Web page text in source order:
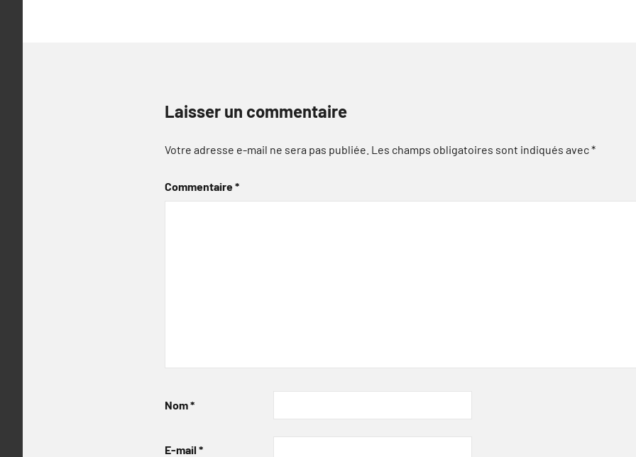
Laisser un commentaire
Votre adresse e-mail ne sera pas publiée. Les champs obligatoires sont indiqués avec*
Commentaire*
Nom*
E-mail *